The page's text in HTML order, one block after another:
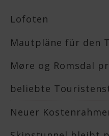
Lofoten
Mautpläne für den
Møre og Romsdal
beliebte
Neuer